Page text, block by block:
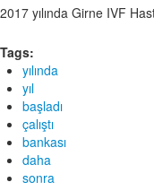
2017 yılında Girne IVF
Tags:
yılında
yıl
başladı
çalıştı
bankası
daha
sonra